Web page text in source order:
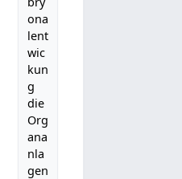
ona
lent
wic
kun
g
die
Org
ana
nla
gen